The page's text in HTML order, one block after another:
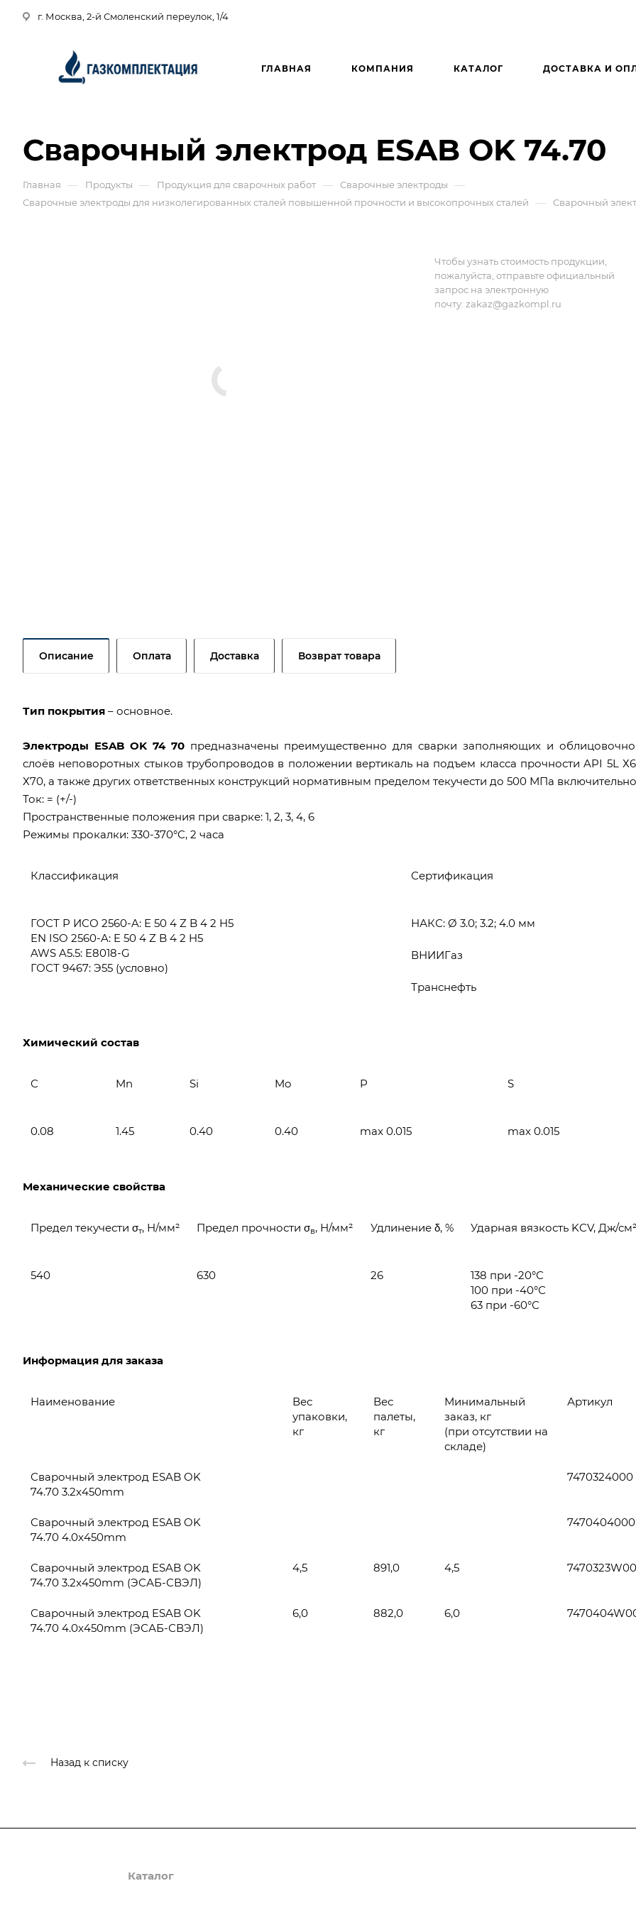
г. Москва, 2-й Смоленский переулок, 1/4
ГЛАВНАЯ КОМПАНИЯ КАТАЛОГ ДОСТАВКА И
Сварочный электрод ESAB OK 74.70
Главная — Продукты — Продукция для сварочных работ — Сварочные электроды —
Сварочные электроды для низколегированных сталей повышенной прочности и высокопрочных сталей — Сварочный
Чтобы узнать стоимость продукции,
пожалуйста, отправьте официальный
запрос на электронную
почту: zakaz@gazkompl.ru
Описание Оплата Доставка Возврат товара
Тип покрытия – основное.
Электроды ESAB OK 74 70предназначены преимущественно для сварки заполняющих и
слоёв неповоротных стыков трубопроводов в положении вертикаль на подъем класса прочности API 5L
Х70, а также других ответственных конструкций нормативным пределом текучести до 500 МПа
Ток: = (+/-)
Пространственные положения при сварке: 1, 2, 3, 4, 6
Режимы прокалки: 330-370°С, 2 часа
Классификация Сертификация
ГОСТ Р ИСО 2560-A: E 50 4 Z B 4 2 H5
EN ISO 2560-A: E 50 4 Z B 4 2 H5
AWS A5.5: E8018-G
ГОСТ 9467: Э55 (условно)
НАКС: Ø 3.0; 3.2; 4.0 мм
ВНИИГаз
Транснефть
Химический состав
С Mn Si Mo P S
0.08 1.45 0.40 0.40 max 0.015 max 0.015
Механические свойства
Предел текучести σт, Н/мм² Предел прочности σв, Н/мм² Удлинение δ, % Ударная вязкость KCV, Дж/см²
540 630 26
138 при -20°С
100 при -40°С
63 при -60°С
Информация для заказа
Наименование
Вес
упаковки,
кг
Вес
палеты,
кг
Минимальный
заказ, кг
(при отсутствии на
складе)
Артикул
Сварочный электрод ESAB OK
74.70 3.2x450mm
7470324000
Сварочный электрод ESAB OK
74.70 4.0x450mm
7470404000
Сварочный электрод ESAB OK
74.70 3.2x450mm (ЭСАБ-СВЭЛ)
4,5 891,0 4,5 7470323W00
Сварочный электрод ESAB OK
74.70 4.0x450mm (ЭСАБ-СВЭЛ)
6,0 882,0 6,0
Назад к списку
Каталог